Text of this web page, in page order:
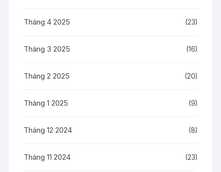
Tháng 4 2025 (23)
Tháng 3 2025 (16)
Tháng 2 2025 (20)
Tháng 1 2025 (9)
Tháng 12 2024 (8)
Tháng 11 2024 (23)